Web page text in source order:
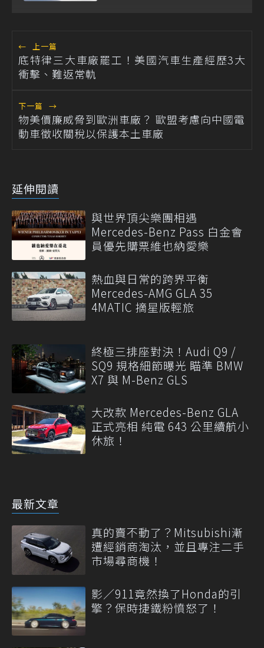
← 上一篇
底特律三大車廠罷工！美國汽車生產經歷3大
衝擊、難返常軌
下一篇 →
物美價廉威脅到歐洲車廠？ 歐盟考慮向中國電
動車徵收關稅以保護本土車廠
延伸閱讀
與世界頂尖樂團相遇
Mercedes-Benz Pass 白金會
員優先購票維也納愛樂
熱血與日常的跨界平衡
Mercedes-AMG GLA 35
4MATIC 摘星版輕旅
終極三排座對決！Audi Q9 /
SQ9 規格細節曝光 瞄準 BMW
X7 與 M-Benz GLS
大改款 Mercedes-Benz GLA
正式亮相 純電 643 公里續航小
休旅！
最新文章
真的賣不動了？Mitsubishi漸
遭經銷商淘汰，並且專注二手
市場尋商機！
影／911竟然換了Honda的引
擎？保時捷鐵粉憤怒了！